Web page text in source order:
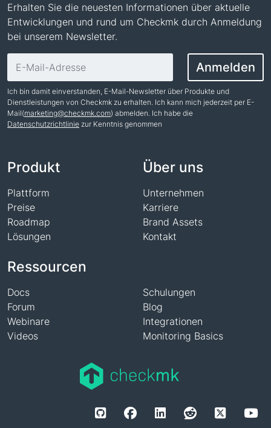
Erhalten Sie die neuesten Informationen über aktuelle
Entwicklungen und rund um Checkmk durch Anmeldung
bei unserem Newsletter.
Anmelden
Ich bin damit einverstanden, E-Mail-Newsletter über Produkte und
Dienstleistungen von Checkmk zu erhalten. Ich kann mich jederzeit per E-
Mail(marketing@checkmk.com) abmelden. Ich habe die
Datenschutzrichtlinie zur Kenntnis genommen
Produkt
Plattform
Preise
Roadmap
Lösungen
Ressourcen
Docs
Forum
Webinare
Videos
Schulungen
Blog
Integrationen
Monitoring Basics
Über uns
Unternehmen
Karriere
Brand Assets
Kontakt